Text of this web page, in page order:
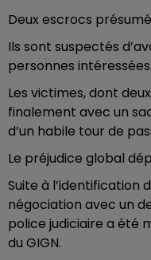
Deux escrocs
Ils sont suspectés
personnes
Les victimes, dont
finalement avec un
d’un habile tour de
Le préjudice global
Suite à l’identification
négociation avec un
police judiciaire a été
du GIGN.